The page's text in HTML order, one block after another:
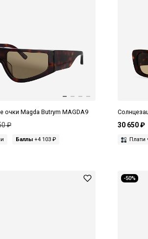
очки Magda Butrym MAGDA9
₽
Баллы +4 103 ₽
30 650 ₽
Плати
-50%